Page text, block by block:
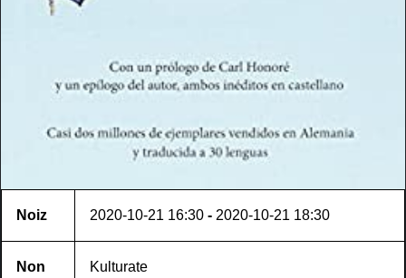
Noiz 2020-10-21 16:30 - 2020-10-21 18:30
Non Kulturate